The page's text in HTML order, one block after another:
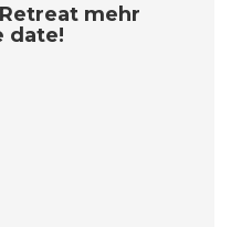
mehr
date!